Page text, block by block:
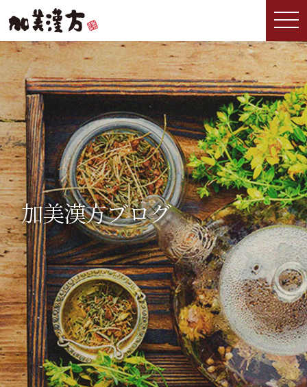
加美漢方ブログ